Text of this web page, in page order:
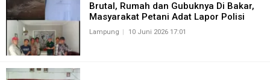
Brutal, Rumah dan Gubuknya Di Bakar,
Masyarakat Petani Adat Lapor Polisi
Lampung 10 Juni 2026 17:01